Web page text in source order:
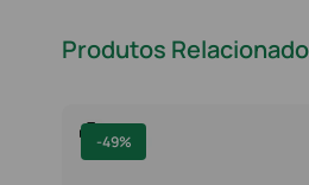
Produtos
-49%